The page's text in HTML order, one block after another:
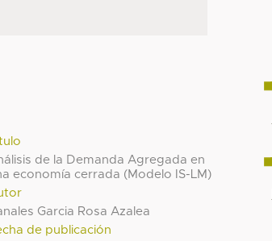
de la Demanda Agregada en
economía cerrada (Modelo IS-LM)
Garcia Rosa Azalea
de publicación